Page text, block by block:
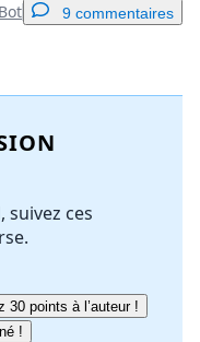
9 commentaires
un commentaire
ces
30 points à l’auteur !
!